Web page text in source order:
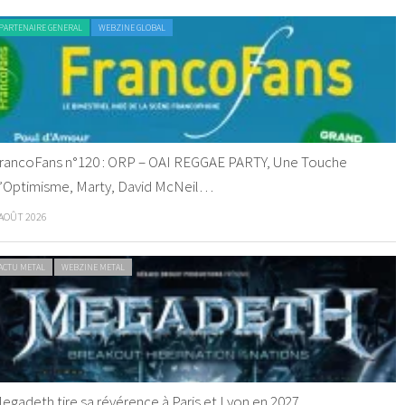
GENERAL WEBZINE GLOBAL
n°120 : ORP – OAI REGGAE PARTY, Une Touche
Marty, David McNeil…
2026
METAL WEBZINE METAL